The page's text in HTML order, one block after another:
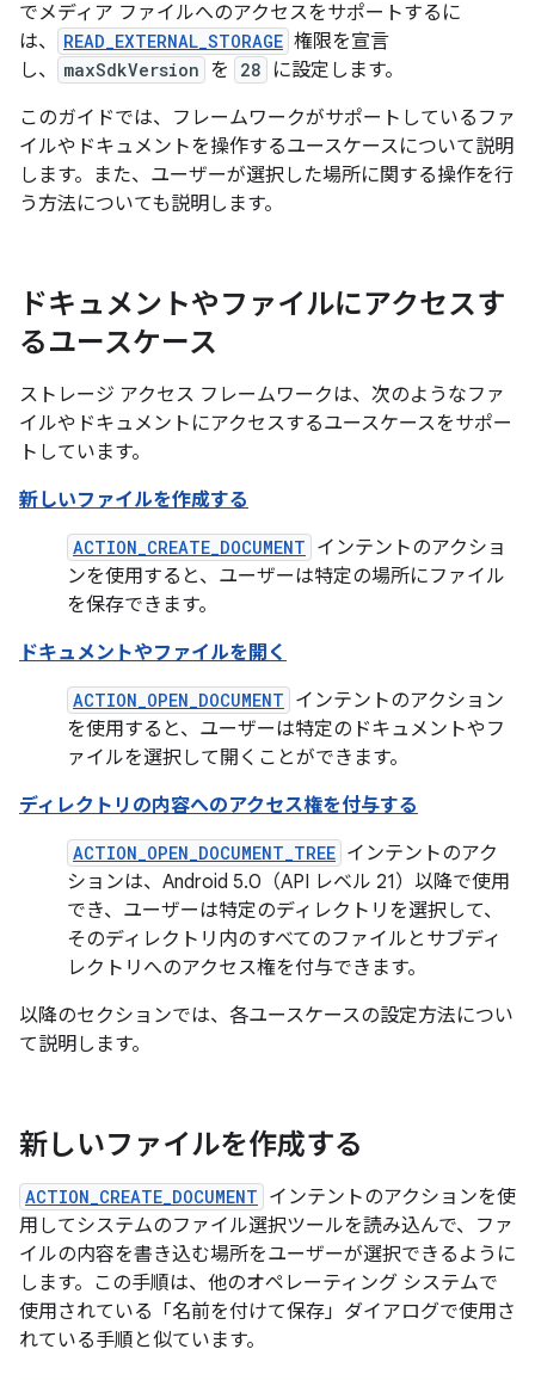
でメディア ファイルへのアクセスをサポートするに
は、
READ_EXTERNAL_STORAGE 権限を宣言
し、
maxSdkVersion を 28
に設定します。
このガイドでは、フレームワークがサポートしているファ
イルやドキュメントを操作するユースケースについて説明
します。また、ユーザーが選択した場所に関する操作を行
う方法についても説明します。
ドキュメントやファイルにアクセスす
るユースケース
ストレージ アクセス フレームワークは、次のようなファ
イルやドキュメントにアクセスするユースケースをサポー
トしています。
新しいファイルを作成する
ACTION_CREATE_DOCUMENT インテントのアクショ
ンを使用すると、ユーザーは特定の場所にファイル
を保存できます。
ドキュメントやファイルを開く
ACTION_OPEN_DOCUMENT インテントのアクション
を使用すると、ユーザーは特定のドキュメントやフ
ァイルを選択して開くことができます。
ディレクトリの内容へのアクセス権を付与する
ACTION_OPEN_DOCUMENT_TREE インテントのアク
ションは、Android 5.0（API レベル 21）以降で使用
でき、ユーザーは特定のディレクトリを選択して、
そのディレクトリ内のすべてのファイルとサブディ
レクトリへのアクセス権を付与できます。
以降のセクションでは、各ユースケースの設定方法につい
て説明します。
新しいファイルを作成する
ACTION_CREATE_DOCUMENT インテントのアクションを使
用してシステムのファイル選択ツールを読み込んで、ファ
イルの内容を書き込む場所をユーザーが選択できるように
します。この手順は、他のオペレーティング システムで
使用されている「名前を付けて保存」ダイアログで使用さ
れている手順と似ています。